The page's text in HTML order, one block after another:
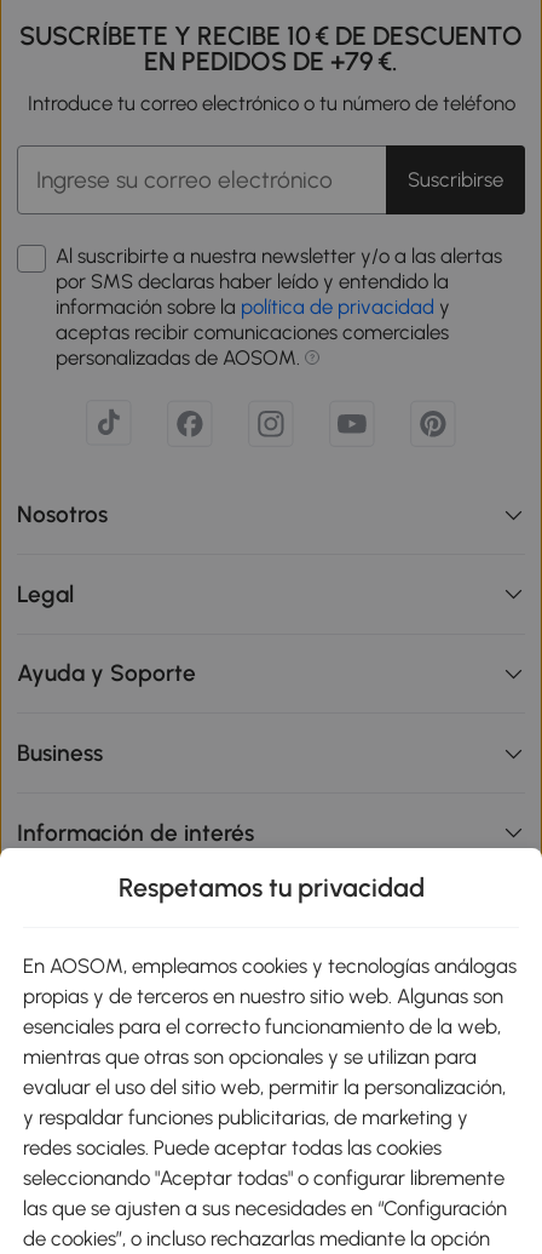
SUSCRÍBETE Y RECIBE 10 € DE DESCUENTO
EN PEDIDOS DE +79 €.
Introduce tu correo electrónico o tu número de teléfono
Suscribirse
Al suscribirte a nuestra newsletter y/o a las alertas
por SMS declaras haber leído y entendido la
información sobre la política de privacidad y
aceptas recibir comunicaciones comerciales
personalizadas de AOSOM.
Nosotros
Legal
Ayuda y Soporte
Business
Información de interés
Métodos de Pago
Envíos
Respetamos tu privacidad
En AOSOM, empleamos cookies y tecnologías análogas
propias y de terceros en nuestro sitio web. Algunas son
esenciales para el correcto funcionamiento de la web,
mientras que otras son opcionales y se utilizan para
evaluar el uso del sitio web, permitir la personalización,
y respaldar funciones publicitarias, de marketing y
redes sociales. Puede aceptar todas las cookies
seleccionando "Aceptar todas" o configurar libremente
las que se ajusten a sus necesidades en “Configuración
de cookies”, o incluso rechazarlas mediante la opción